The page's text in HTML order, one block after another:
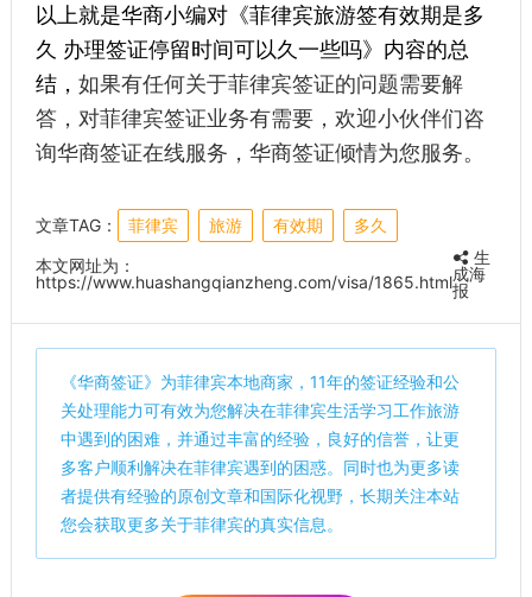
以上就是华商小编对《菲律宾旅游签有效期是多
久 办理签证停留时间可以久一些吗》内容的总
结， 如果有任何关于菲律宾签证的问题需要解
答，对菲律宾签证业务有需要，欢迎小伙伴们咨
询华商签证在线服务，华商签证倾情为您服务。
文章TAG： 菲律宾 旅游 有效期
多久
本文网址为：
https://www.huashangqianzheng.com/visa/1865.html
生
成海
报
《华商签证》为菲律宾本地商家，11年的签证经验和公
关处理能力可有效为您解决在菲律宾生活学习工作旅游
中遇到的困难，并通过丰富的经验，良好的信誉，让更
多客户顺利解决在菲律宾遇到的困惑。同时也为更多读
者提供有经验的原创文章和国际化视野，长期关注本站
您会获取更多关于菲律宾的真实信息。